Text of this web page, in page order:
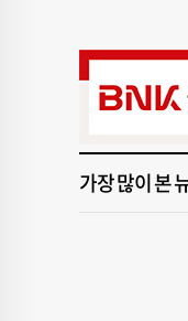
가장 많이 본